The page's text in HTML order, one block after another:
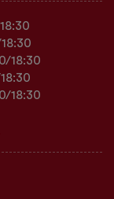
/18:30
/18:30